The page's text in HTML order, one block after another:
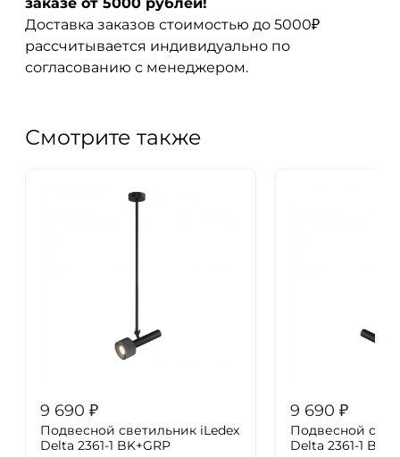
Доставка заказов стоимостью до 5000₽
рассчитывается индивидуально по
согласованию с менеджером.
Смотрите также
9 690 ₽
Подвесной светильник iLedex
Delta 2361-1 BK+GRP
9 690 ₽
Подвесной
Delta 2361-1